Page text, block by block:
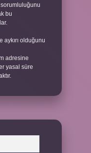
bu
aykırı olduğunu
adresine
yasal süre